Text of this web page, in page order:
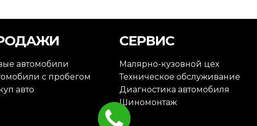
автомобили
с пробегом
авто
СЕРВИС
Малярно-кузовной цех
Техническое обслуживание
Диагностика автомобиля
Шиномонтаж